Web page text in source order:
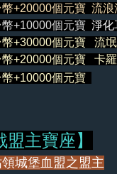
幣+20000個元寶 流
+10000個元寶 淨化
+30000個元寶 流
+20000個元寶 卡
+10000個元寶
盟主寶座】
城堡血盟之盟主